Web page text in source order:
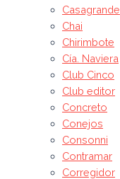
Casagrande
Chai
Chirimbote
Cía. Naviera
Club Cinco
Club editor
Concreto
Conejos
Consonni
Contramar
Corregidor